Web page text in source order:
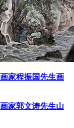
家程振国先生画
家郭文涛先生山